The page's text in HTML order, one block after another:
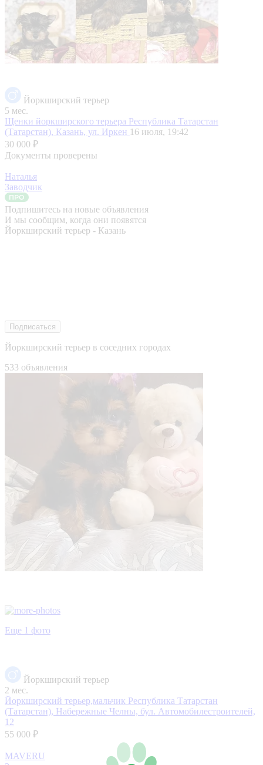
Йоркширский терьер
5 мес.
Щенки йоркширского терьера Республика Татарстан
(Татарстан), Казань, ул. Иркен 16 июля, 19:42
30 000 ₽
Документы проверены
Наталья
Заводчик
Подпишитесь на новые объявления
И мы сообщим, когда они появятся
Йоркширский терьер - Казань
Подписаться
Йоркширский терьер в соседних городах
533 объявления
Еще 1 фото
Йоркширский терьер
2 мес.
Йоркширский терьер,мальчик Республика Татарстан
(Татарстан), Набережные Челны, бул. Автомобилестроителей,
12
55 000 ₽
MAVERU